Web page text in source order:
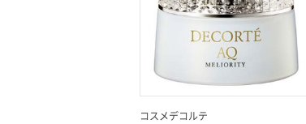
コスメデコルテ